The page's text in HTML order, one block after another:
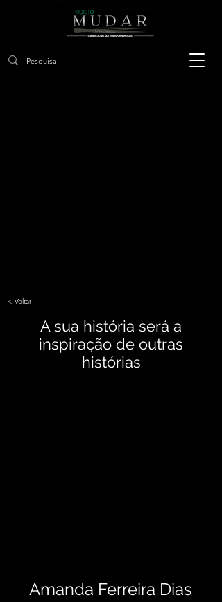
< Voltar
A sua história será a
inspiração de outras
histórias
Amanda Ferreira Dias